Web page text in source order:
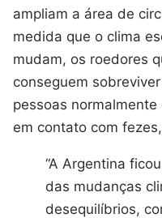
ampliam a área de
medida que o clima
mudam, os roedores
conseguem
pessoas
em contato com
“A Argentina
das mudanças
desequilíbrios,